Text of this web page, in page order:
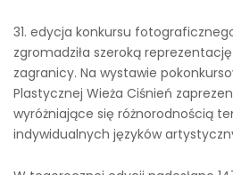
31. edycja konkursu
zgromadziła szeroką
zagranicy. Na wystawie
Plastycznej Wieża Ciśnień
wyróżniające się różnorodnością
indywidualnych języków